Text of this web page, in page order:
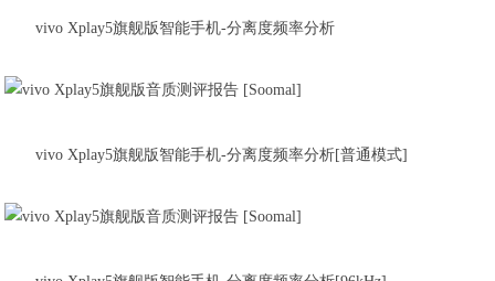
vivo Xplay5旗舰版智能手机-分离度频率分析
vivo Xplay5旗舰版智能手机-分离度频率分析[普通模式]